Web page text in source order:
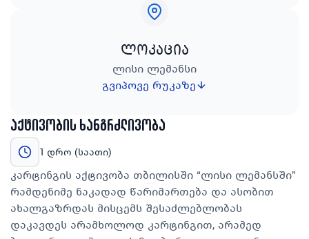
ლოკაცია
ლისი ლემანსი
გვიპოვე რუკაზე
აქტივობის ხანგრძლივობა
1 დრო (საათი)
კარტინგის აქტივობა თბილისში “ლისი ლემანსში”
რამდენიმე ნაკადად წარიმართება და ასობით
ახალგაზრდას მისცემს შესაძლებლობას
დაკავდეს არამხოლოდ კარტინგით, არამედ